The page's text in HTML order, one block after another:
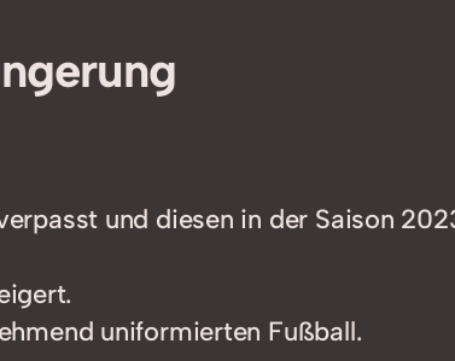
und diesen in der Saison
uniformierten Fußball.